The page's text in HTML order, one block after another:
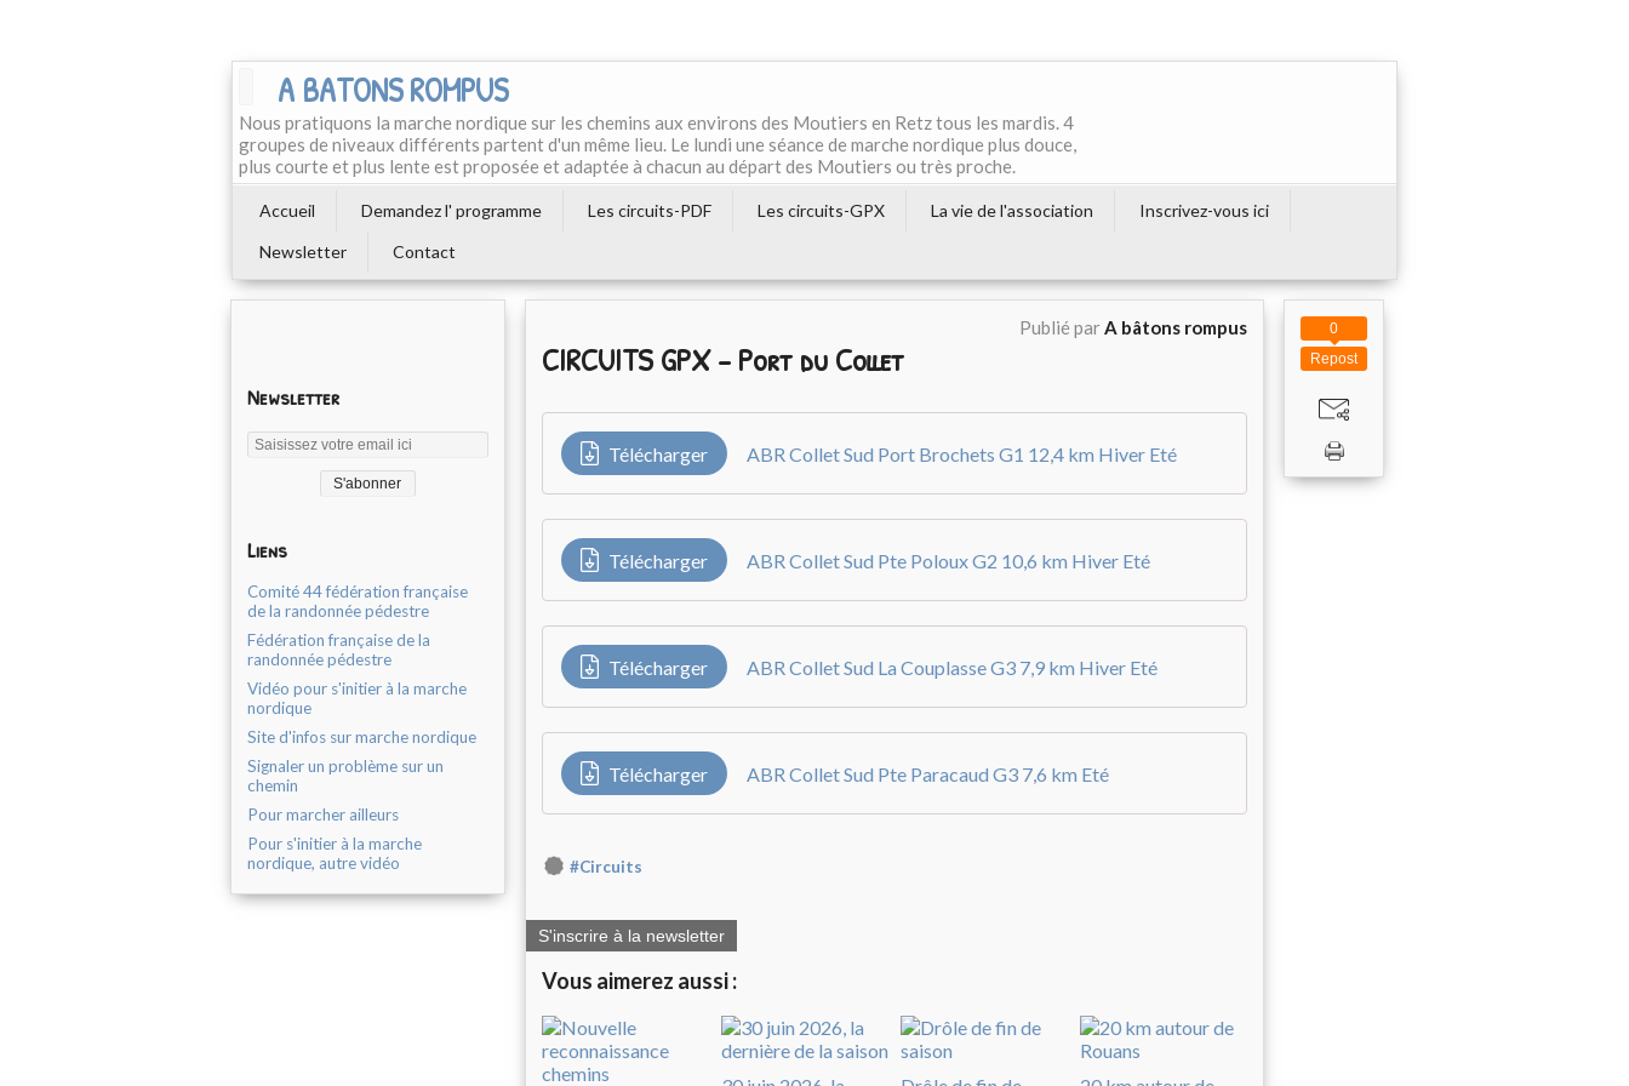
A BATONS ROMPUS
Nous pratiquons la marche nordique sur les chemins aux environs des Moutiers en Retz tous les mardis. 4
groupes de niveaux différents partent d'un même lieu. Le lundi une séance de marche nordique plus douce,
plus courte et plus lente est proposée et adaptée à chacun au départ des Moutiers ou très proche.
Accueil Demandez l' programme Les circuits-PDF Les circuits-GPX La vie de l'association
Inscrivez-vous ici
Newsletter
Contact
Newsletter
Liens
Comité 44 fédération française
de la randonnée pédestre
Fédération française de la
randonnée pédestre
Vidéo pour s'initier à la marche
nordique
Site d'infos sur marche nordique
Signaler un problème sur un
chemin
Pour marcher ailleurs
Pour s'initier à la marche
nordique, autre vidéo
Publié parA bâtons rompus
CIRCUITS GPX - Port du Collet
Télécharger ABR Collet Sud Port Brochets G1 12,4 km Hiver Eté
Télécharger ABR Collet Sud Pte Poloux G2 10,6 km Hiver Eté
Télécharger ABR Collet Sud La Couplasse G3 7,9 km Hiver Eté
Télécharger ABR Collet Sud Pte Paracaud G3 7,6 km Eté
#Circuits
S'inscrire à la newsletter
Vous aimerez aussi :
Repost
0